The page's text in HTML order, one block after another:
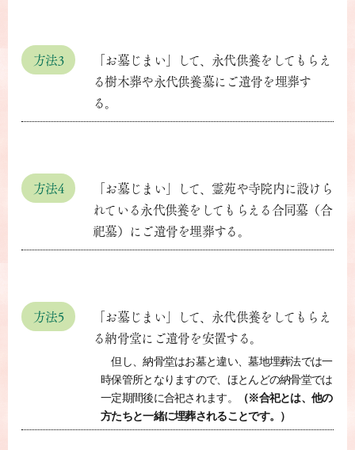
方法3
「お墓じまい」して、永代供養をしてもらえ
る樹木葬や永代供養墓にご遺骨を埋葬す
る。
方法4
「お墓じまい」して、霊苑や寺院内に設けら
れている永代供養をしてもらえる合同墓（合
祀墓）にご遺骨を埋葬する。
方法5
「お墓じまい」して、永代供養をしてもらえ
る納骨堂にご遺骨を安置する。
但し、納骨堂はお墓と違い、墓地埋葬法では一
時保管所となりますので、ほとんどの納骨堂では
一定期間後に合祀されます。
（※合祀とは、他の
方たちと一緒に埋葬されることです。）